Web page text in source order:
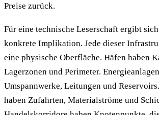
Preise zurück.
Für eine technische Leserschaft ergibt
konkrete Implikation. Jede dieser
eine physische Oberfläche. Häfen haben
Lagerzonen und Perimeter.
Umspannwerke, Leitungen und
haben Zufahrten, Materialströme und